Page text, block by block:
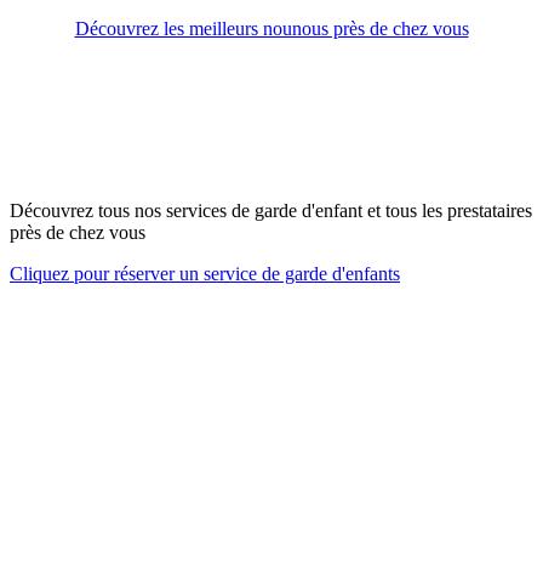
Découvrez les meilleurs nounous près de chez vous
Découvrez tous nos services de garde d'enfant et tous les prestataires
près de chez vous
Cliquez pour réserver un service de garde d'enfants